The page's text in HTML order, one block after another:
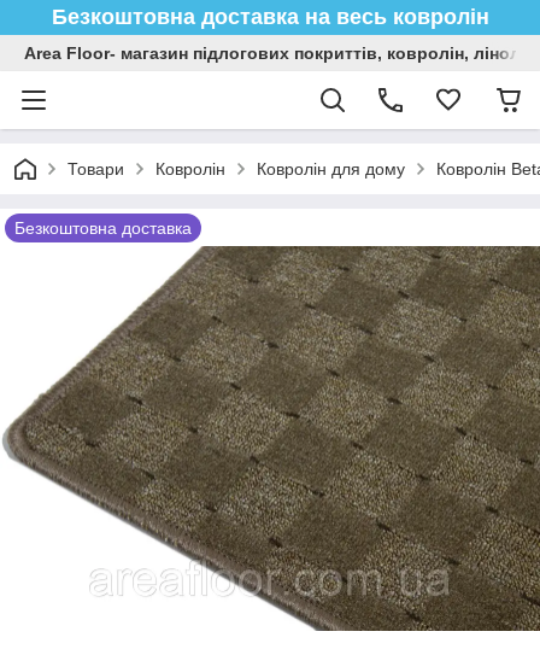
Безкоштовна доставка на весь ковролін
Area Floor- магазин підлогових покриттів, ковролін,
Товари Ковролін Ковролін для дому Ковролін
Безкоштовна доставка